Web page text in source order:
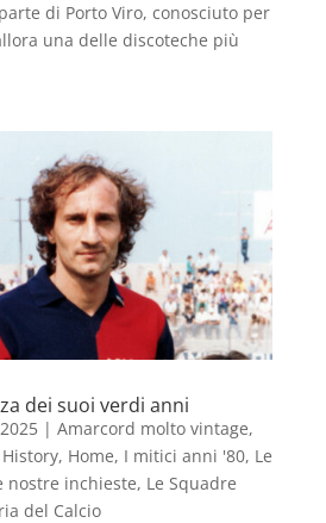
di Porto Viro, conosciuto per
una delle discoteche più
dei suoi verdi anni
| Amarcord molto vintage,
History, Home, I mitici anni '80, Le
nostre inchieste, Le Squadre
del Calcio